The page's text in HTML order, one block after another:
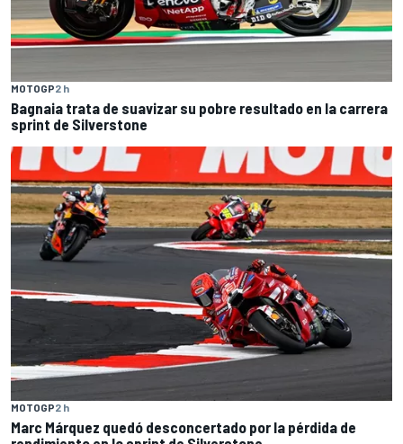
MOTOGP2 h
Bagnaia trata de suavizar su pobre resultado en la carrera
sprint de Silverstone
MOTOGP2 h
Marc Márquez quedó desconcertado por la pérdida de